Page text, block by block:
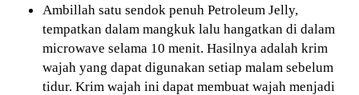
Ambillah satu sendok penuh Petroleum Jelly,
tempatkan dalam mangkuk lalu hangatkan di dalam
microwave selama 10 menit. Hasilnya adalah krim
wajah yang dapat digunakan setiap malam sebelum
tidur. Krim wajah ini dapat membuat wajah menjadi